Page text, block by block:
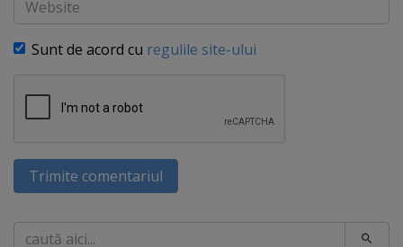
Sunt de acord cu regulile site-ului
Trimite comentariul
Caută